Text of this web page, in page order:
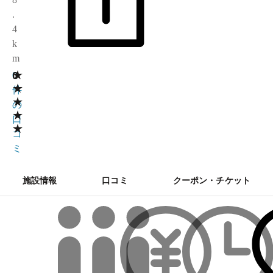
.
4
k
m
★
★
★
★
★
0
0
件
の
口
コ
ミ
施設情報 口コミ クーポン・チケット